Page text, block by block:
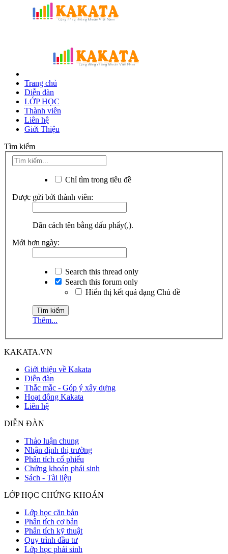
Trang chủ
Diễn đàn
LỚP HỌC
Thành viên
Liên hệ
Giới Thiệu
Tìm kiếm
Chỉ tìm trong tiêu đề
Được gửi bởi thành viên:
Dãn cách tên bằng dấu phẩy(,).
Mới hơn ngày:
Search this thread only
Search this forum only
Hiển thị kết quả dạng Chủ đề
Thêm...
KAKATA.VN
Giới thiệu về Kakata
Diễn đàn
Thắc mắc - Góp ý xây dựng
Hoạt động Kakata
Liên hệ
DIỄN ĐÀN
Thảo luận chung
Nhận định thị trường
Phân tích cổ phiếu
Chứng khoán phái sinh
Sách - Tài liệu
LỚP HỌC CHỨNG KHOÁN
Lớp học căn bản
Phân tích cơ bản
Phân tích kỹ thuật
Quy trình đầu tư
Lớp học phái sinh